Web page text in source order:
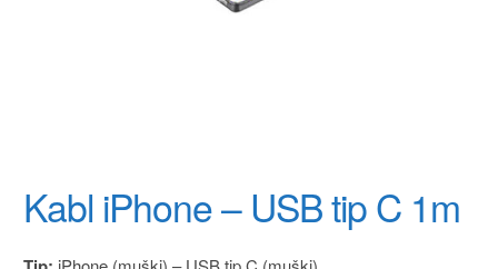
Kabl iPhone – USB tip C 1m